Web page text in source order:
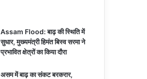
Assam Flood: बाढ़ की स्थिति में
सुधार, मुख्यमंत्री हिमंत बिस्व सरमा ने
प्रभावित क्षेत्रों का किया दौरा
असम में बाढ़ का संकट बरकरार,